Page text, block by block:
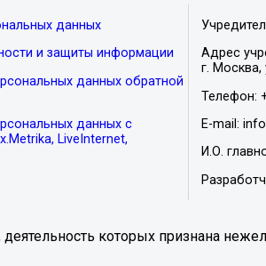
данных
и защиты информации
данных обратной
данных с
LiveInternet,
Адрес
г. Москва,
Телефон:
E-mail:
И.О.
которых признана